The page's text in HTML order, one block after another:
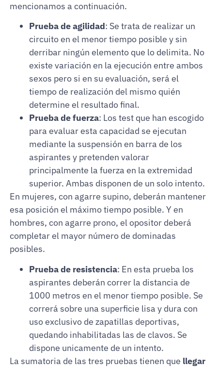
mencionamos a continuación.
Prueba de agilidad: Se trata de realizar un
circuito en el menor tiempo posible y sin
derribar ningún elemento que lo delimita. No
existe variación en la ejecución entre ambos
sexos pero si en su evaluación, será el
tiempo de realización del mismo quién
determine el resultado final.
Prueba de fuerza: Los test que han escogido
para evaluar esta capacidad se ejecutan
mediante la suspensión en barra de los
aspirantes y pretenden valorar
principalmente la fuerza en la extremidad
superior. Ambas disponen de un solo intento.
En mujeres, con agarre supino, deberán mantener
esa posición el máximo tiempo posible. Y en
hombres, con agarre prono, el opositor deberá
completar el mayor número de dominadas
posibles.
Prueba de resistencia: En esta prueba los
aspirantes deberán correr la distancia de
1000 metros en el menor tiempo posible. Se
correrá sobre una superficie lisa y dura con
uso exclusivo de zapatillas deportivas,
quedando inhabilitadas las de clavos. Se
dispone unicamente de un intento.
La sumatoria de las tres pruebas tienen que llegar